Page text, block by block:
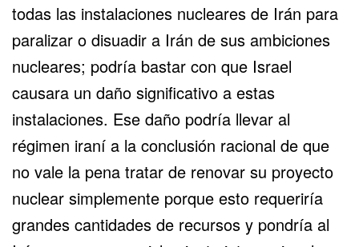
todas las instalaciones nucleares de Irán para
paralizar o disuadir a Irán de sus ambiciones
nucleares; podría bastar con que Israel
causara un daño significativo a estas
instalaciones. Ese daño podría llevar al
régimen iraní a la conclusión racional de que
no vale la pena tratar de renovar su proyecto
nuclear simplemente porque esto requeriría
grandes cantidades de recursos y pondría al